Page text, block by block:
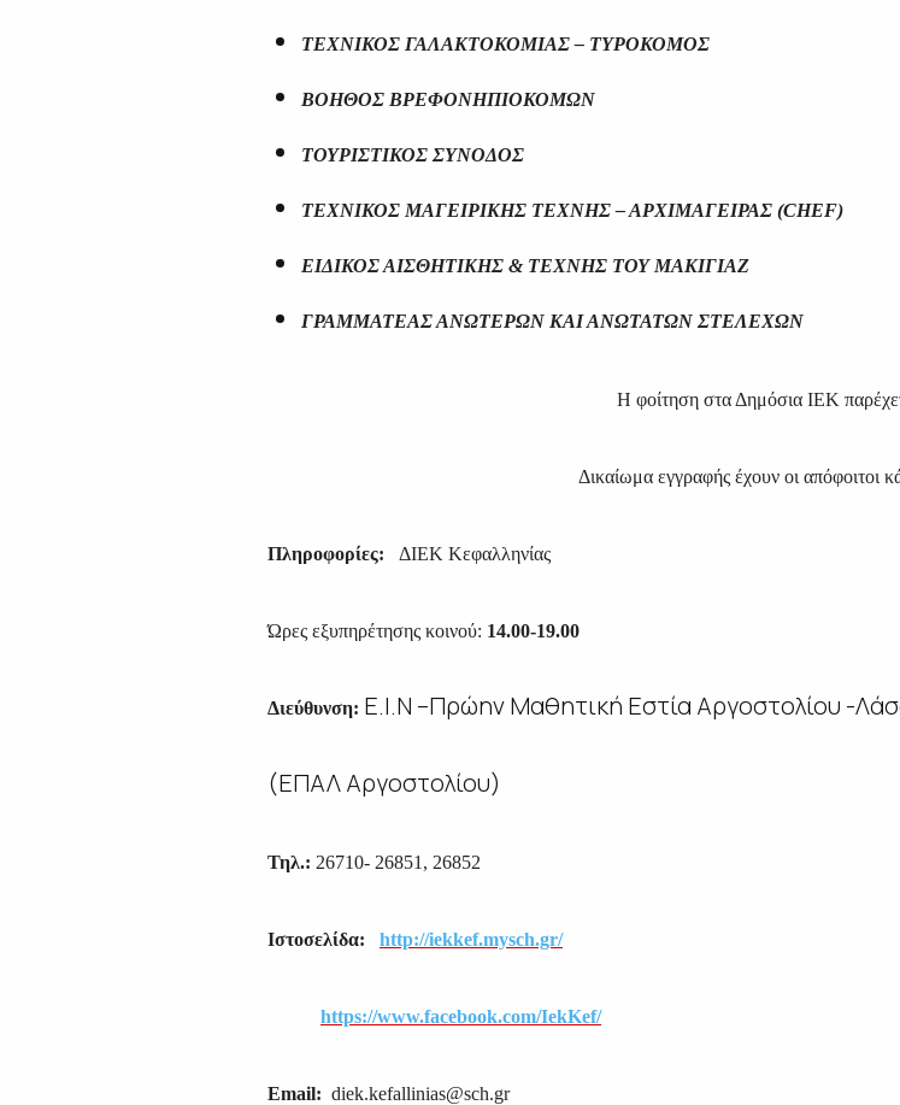
ΤΕΧΝΙΚΟΣ ΓΑΛΑΚΤΟΚΟΜΙΑΣ – ΤΥΡΟΚΟΜΟΣ
ΒΟΗΘΟΣ ΒΡΕΦΟΝΗΠΙΟΚΟΜΩΝ
ΤΟΥΡΙΣΤΙΚΟΣ ΣΥΝΟΔΟΣ
ΤΕΧΝΙΚΟΣ ΜΑΓΕΙΡΙΚΗΣ ΤΕΧΝΗΣ – ΑΡΧΙΜΑΓΕΙΡΑΣ (CHEF)
ΕΙΔΙΚΟΣ ΑΙΣΘΗΤΙΚΗΣ & ΤΕΧΝΗΣ ΤΟΥ ΜΑΚΙΓΙΑΖ
ΓΡΑΜΜΑΤΕΑΣ ΑΝΩΤΕΡΩΝ ΚΑΙ ΑΝΩΤΑΤΩΝ ΣΤΕΛΕΧΩΝ
Η φοίτηση στα Δημόσια ΙΕΚ
Δικαίωμα εγγραφής έχουν οι απόφοιτοι
Πληροφορίες: ΔΙΕΚ Κεφαλληνίας
Ώρες εξυπηρέτησης κοινού: 14.00-19.00
Διεύθυνση: Ε.Ι.Ν –Πρώην Μαθητική Εστία Αργοστολίου -
(ΕΠΑΛ Αργοστολίου)
Τηλ.: 26710- 26851, 26852
Ιστοσελίδα: http://iekkef.mysch.gr/
https://www.facebook.com/IekKef/
Email: diek.kefallinias@sch.gr